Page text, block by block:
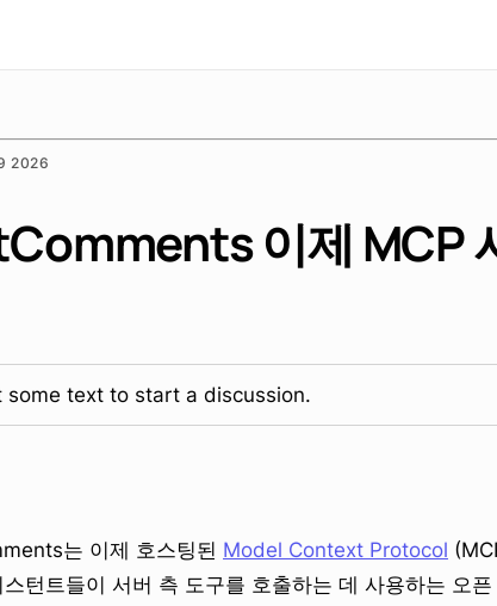
2026
이제 MCP
some text to start a discussion.
는 이제 호스팅된 Model Context Protocol
턴트들이 서버 측 도구를 호출하는 데 사용하는 오